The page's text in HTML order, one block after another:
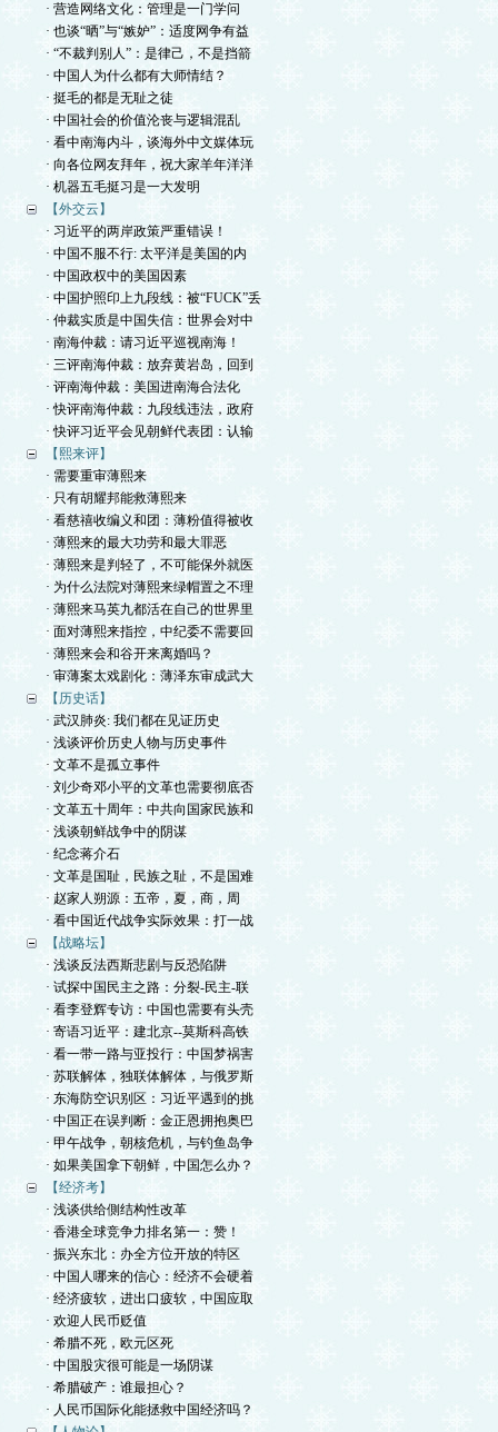
· 营造网络文化：管理是一门学问
· 也谈“晒”与“嫉妒”：适度网争有益
· “不裁判别人”：是律己，不是挡箭
· 中国人为什么都有大师情结？
· 挺毛的都是无耻之徒
· 中国社会的价值沦丧与逻辑混乱
· 看中南海内斗，谈海外中文媒体玩
· 向各位网友拜年，祝大家羊年洋洋
· 机器五毛挺习是一大发明
【外交云】
· 习近平的两岸政策严重错误！
· 中国不服不行: 太平洋是美国的内
· 中国政权中的美国因素
· 中国护照印上九段线：被“FUCK”丢
· 仲裁实质是中国失信：世界会对中
· 南海仲裁：请习近平巡视南海！
· 三评南海仲裁：放弃黄岩岛，回到
· 评南海仲裁：美国进南海合法化
· 快评南海仲裁：九段线违法，政府
· 快评习近平会见朝鲜代表团：认输
【熙来评】
· 需要重审薄熙来
· 只有胡耀邦能救薄熙来
· 看慈禧收编义和团：薄粉值得被收
· 薄熙来的最大功劳和最大罪恶
· 薄熙来是判轻了，不可能保外就医
· 为什么法院对薄熙来绿帽置之不理
· 薄熙来马英九都活在自己的世界里
· 面对薄熙来指控，中纪委不需要回
· 薄熙来会和谷开来离婚吗？
· 审薄案太戏剧化：薄泽东审成武大
【历史话】
· 武汉肺炎: 我们都在见证历史
· 浅谈评价历史人物与历史事件
· 文革不是孤立事件
· 刘少奇邓小平的文革也需要彻底否
· 文革五十周年：中共向国家民族和
· 浅谈朝鲜战争中的阴谋
· 纪念蒋介石
· 文革是国耻，民族之耻，不是国难
· 赵家人朔源：五帝，夏，商，周
· 看中国近代战争实际效果：打一战
【战略坛】
· 浅谈反法西斯悲剧与反恐陷阱
· 试探中国民主之路：分裂-民主-联
· 看李登辉专访：中国也需要有头壳
· 寄语习近平：建北京--莫斯科高铁
· 看一带一路与亚投行：中国梦祸害
· 苏联解体，独联体解体，与俄罗斯
· 东海防空识别区：习近平遇到的挑
· 中国正在误判断：金正恩拥抱奥巴
· 甲午战争，朝核危机，与钓鱼岛争
· 如果美国拿下朝鲜，中国怎么办？
【经济考】
· 浅谈供给側结构性改革
· 香港全球竞争力排名第一：赞！
· 振兴东北：办全方位开放的特区
· 中国人哪来的信心：经济不会硬着
· 经济疲软，进出口疲软，中国应取
· 欢迎人民币贬值
· 希腊不死，欧元区死
· 中国股灾很可能是一场阴谋
· 希腊破产：谁最担心？
· 人民币国际化能拯救中国经济吗？